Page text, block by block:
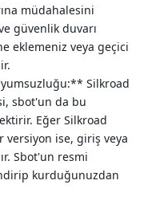
müdahalesini
güvenlik duvarı
eklemeniz veya geçici
Silkroad
sbot'un da bu
Eğer Silkroad
versiyon ise, giriş veya
Sbot'un resmi
kurduğunuzdan